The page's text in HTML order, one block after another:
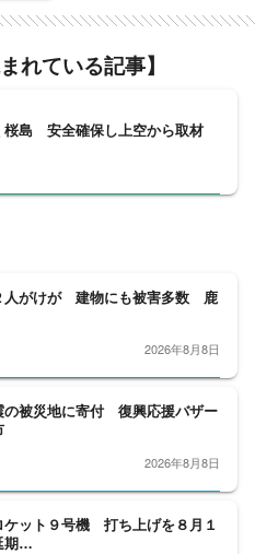
れている記事】
桜島 安全確保し上空から取材
がけが 建物にも被害多数 鹿
2026年8月8日
の被災地に寄付 復興応援バザー
2026年8月8日
ケット９号機 打ち上げを８月１
期…